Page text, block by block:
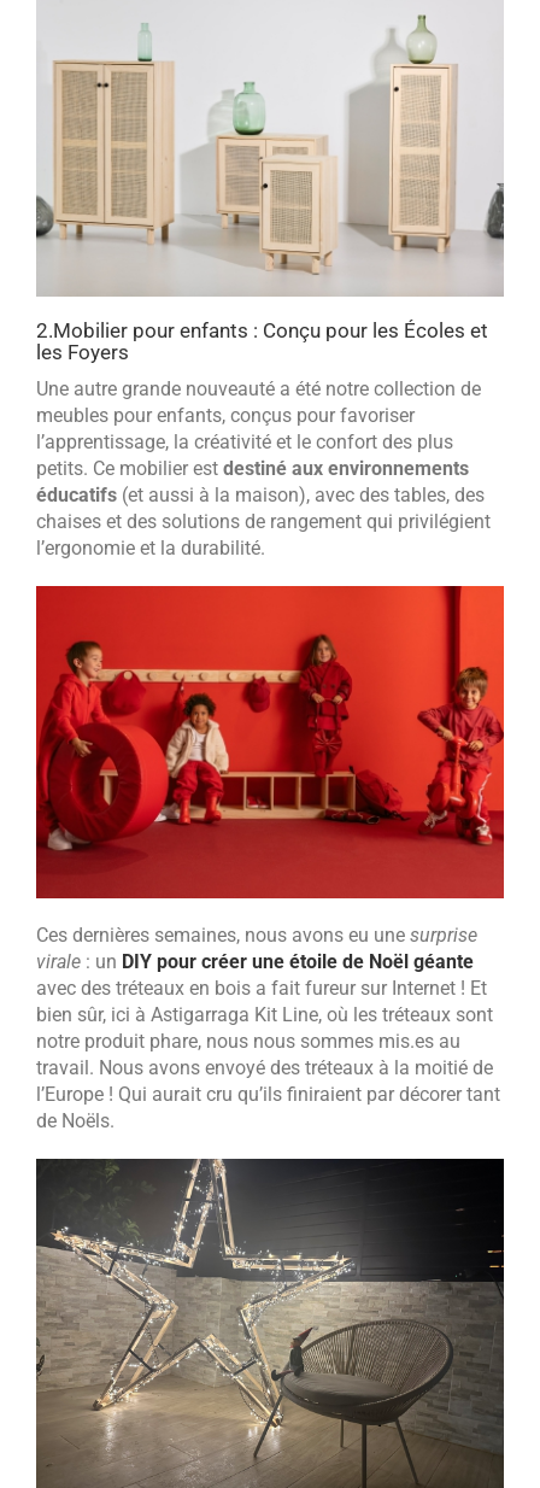
2.Mobilier pour enfants : Conçu pour les Écoles et
les Foyers
Une autre grande nouveauté a été notre collection de
meubles pour enfants, conçus pour favoriser
l’apprentissage, la créativité et le confort des plus
petits. Ce mobilier est destiné aux environnements
éducatifs (et aussi à la maison), avec des tables, des
chaises et des solutions de rangement qui privilégient
l’ergonomie et la durabilité.
Ces dernières semaines, nous avons eu une surprise
virale : un DIY pour créer une étoile de Noël géante
avec des tréteaux en bois a fait fureur sur Internet ! Et
bien sûr, ici à Astigarraga Kit Line, où les tréteaux sont
notre produit phare, nous nous sommes mis.es au
travail. Nous avons envoyé des tréteaux à la moitié de
l’Europe ! Qui aurait cru qu’ils finiraient par décorer tant
de Noëls.